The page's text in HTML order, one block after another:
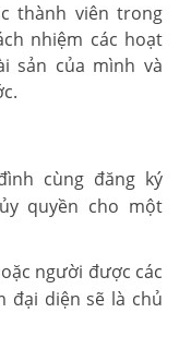
thành viên trong
nhiệm các hoạt
sản của mình và
cùng đăng ký
quyền cho một
người được các
đại diện sẽ là chủ